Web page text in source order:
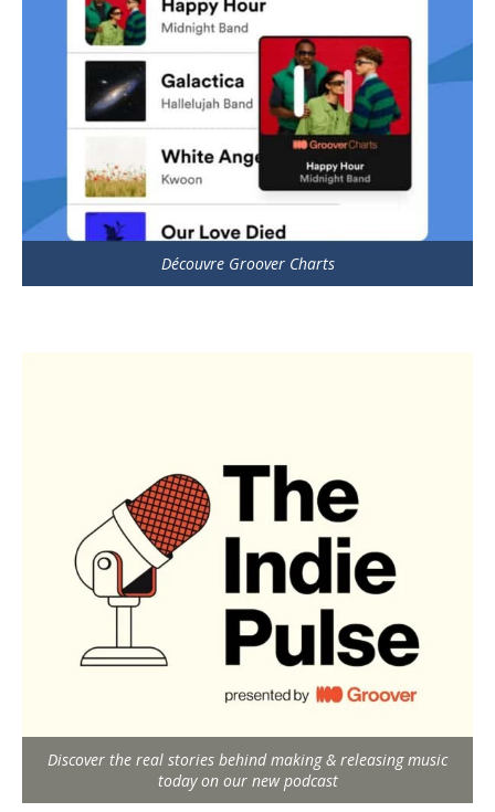
Découvre Groover Charts
Discover the real stories behind making & releasing music
today on our new podcast